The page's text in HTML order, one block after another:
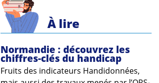
À lire
Normandie : découvrez les
chiffres-clés du handicap
Fruits des indicateurs Handidonnées,